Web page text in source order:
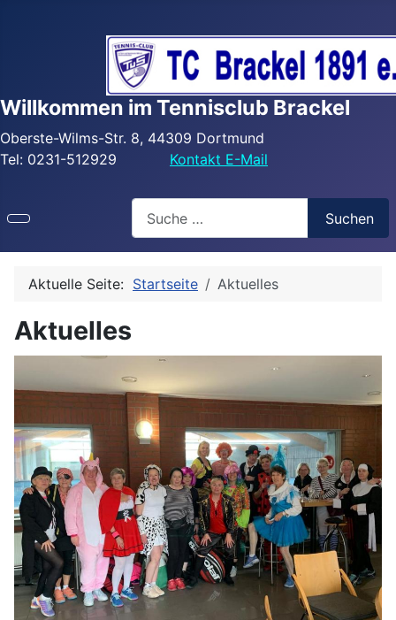
Willkommen im Tennisclub Brackel
Oberste-Wilms-Str. 8, 44309 Dortmund
Tel: 0231-512929
Kontakt E-Mail
Suchen
Aktuelle Seite: Startseite Aktuelles
Aktuelles